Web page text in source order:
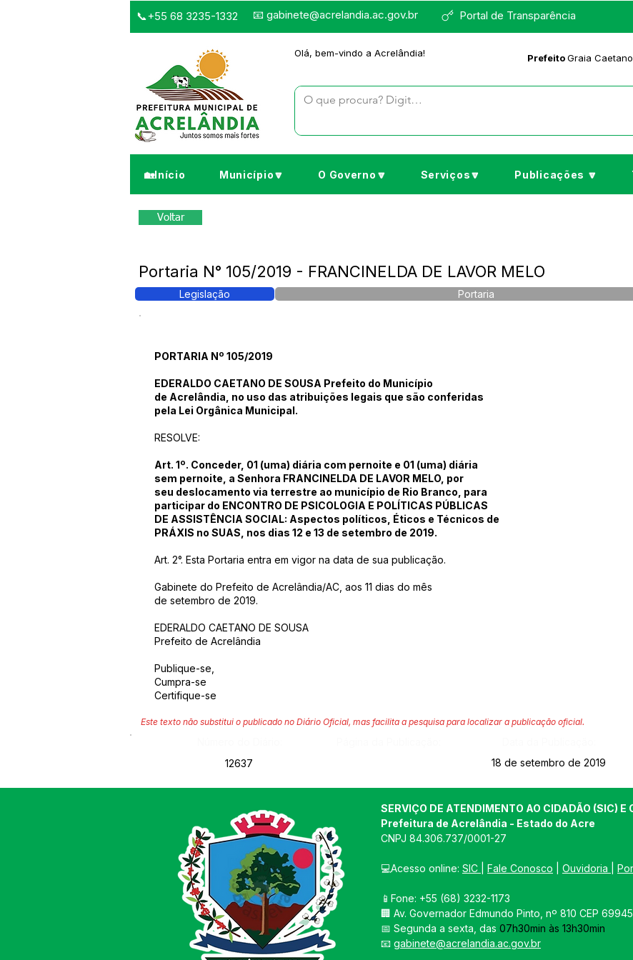
Portal de Transparência
📞+55 68 3235-1332 📧 gabinete@acrelandia.ac.gov.br
Olá, bem-vindo a Acrelândia! PrefeitoGraia
🏡Início Município🔽 O Governo🔽 Serviços🔽 Publicações 🔽
Voltar
Portaria N° 105/2019 - FRANCINELDA DE LAVOR MELO
Legislação Portaria
PORTARIA Nº 105/2019
EDERALDO CAETANO DE SOUSA Prefeito do Município
de Acrelândia, no uso das atribuições legais que são conferidas
pela Lei Orgânica Municipal.
RESOLVE:
Art. 1º. Conceder, 01 (uma) diária com pernoite e 01 (uma) diária
sem pernoite, a Senhora FRANCINELDA DE LAVOR MELO, por
seu deslocamento via terrestre ao município de Rio Branco, para
participar do ENCONTRO DE PSICOLOGIA E POLÍTICAS PÚBLICAS
DE ASSISTÊNCIA SOCIAL: Aspectos políticos, Éticos e Técnicos de
PRÁXIS no SUAS, nos dias 12 e 13 de setembro de 2019.
Art. 2°. Esta Portaria entra em vigor na data de sua publicação.
Gabinete do Prefeito de Acrelândia/AC, aos 11 dias do mês
de setembro de 2019.
EDERALDO CAETANO DE SOUSA
Prefeito de Acrelândia
Publique-se,
Cumpra-se
Certifique-se
Este texto não substitui o publicado no Diário Oficial, mas facilita a pesquisa para localizar a publicação oficial.
12637
18 de setembro de 2019
SERVIÇO DE ATENDIMENTO AO CIDADÃO (SIC) E
Prefeitura de Acrelândia - Estado do Acre
CNPJ 84.306.737/0001-27
💻Acesso online: SIC Fale Conosco Ouvidoria
📱Fone: +55 (68) 3232-1173
🏢 Av. Governador Edmundo Pinto, nº 810 CEP
📅 Segunda a sexta, das 07h30min às 13h30min
📧 gabinete@acrelandia.ac.gov.br